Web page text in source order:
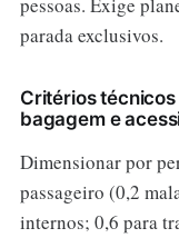
pessoas. Exige
parada exclusivos.
Critérios
bagagem e
Dimensionar por
passageiro (0,2
internos; 0,6 para